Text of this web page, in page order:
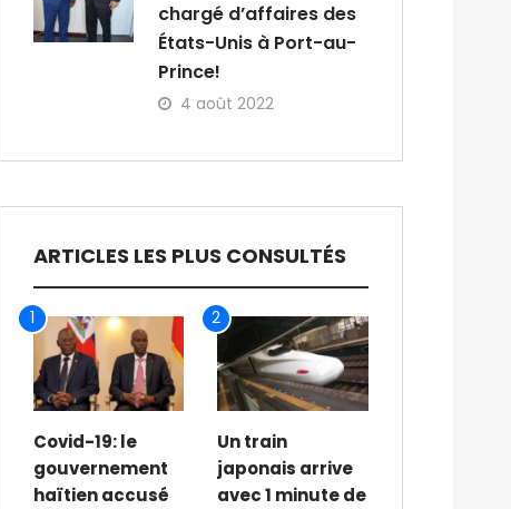
chargé d’affaires des
États-Unis à Port-au-
Prince!
4 août 2022
ARTICLES LES PLUS CONSULTÉS
1
Covid-19: le
gouvernement
haïtien accusé
2
Un train
japonais arrive
avec 1 minute de